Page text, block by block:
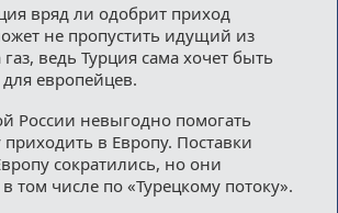
вряд ли одобрит приход
не пропустить идущий из
ведь Турция сама хочет быть
европейцев.
России невыгодно помогать
приходить в Европу. Поставки
сократились, но они
том числе по «Турецкому потоку».